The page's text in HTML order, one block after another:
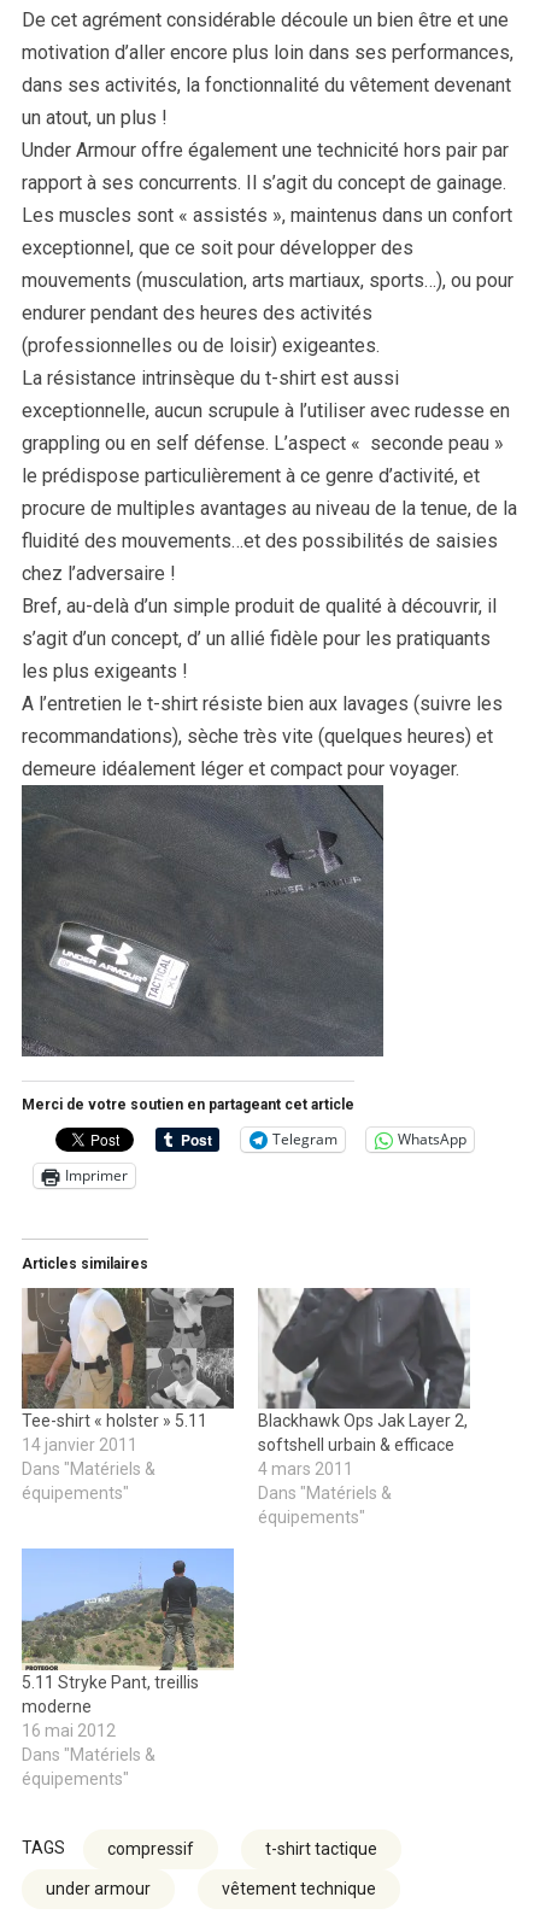
De cet agrément considérable découle un bien être et une
motivation d’aller encore plus loin dans ses performances,
dans ses activités, la fonctionnalité du vêtement devenant
un atout, un plus !
Under Armour offre également une technicité hors pair par
rapport à ses concurrents. Il s’agit du concept de gainage.
Les muscles sont « assistés », maintenus dans un confort
exceptionnel, que ce soit pour développer des
mouvements (musculation, arts martiaux, sports…), ou pour
endurer pendant des heures des activités
(professionnelles ou de loisir) exigeantes.
La résistance intrinsèque du t-shirt est aussi
exceptionnelle, aucun scrupule à l’utiliser avec rudesse en
grappling ou en self défense. L’aspect « seconde peau »
le prédispose particulièrement à ce genre d’activité, et
procure de multiples avantages au niveau de la tenue, de la
fluidité des mouvements…et des possibilités de saisies
chez l’adversaire !
Bref, au-delà d’un simple produit de qualité à découvrir, il
s’agit d’un concept, d’ un allié fidèle pour les pratiquants
les plus exigeants !
A l’entretien le t-shirt résiste bien aux lavages (suivre les
recommandations), sèche très vite (quelques heures) et
demeure idéalement léger et compact pour voyager.
Merci de votre soutien en partageant cet article
Telegram
WhatsApp
Imprimer
Articles similaires
Tee-shirt « holster » 5.11
14 janvier 2011
Dans "Matériels &
équipements"
Blackhawk Ops Jak Layer 2,
softshell urbain & efficace
4 mars 2011
Dans "Matériels &
équipements"
5.11 Stryke Pant, treillis
moderne
16 mai 2012
Dans "Matériels &
équipements"
TAGS compressif t-shirt tactique
under armour vêtement technique